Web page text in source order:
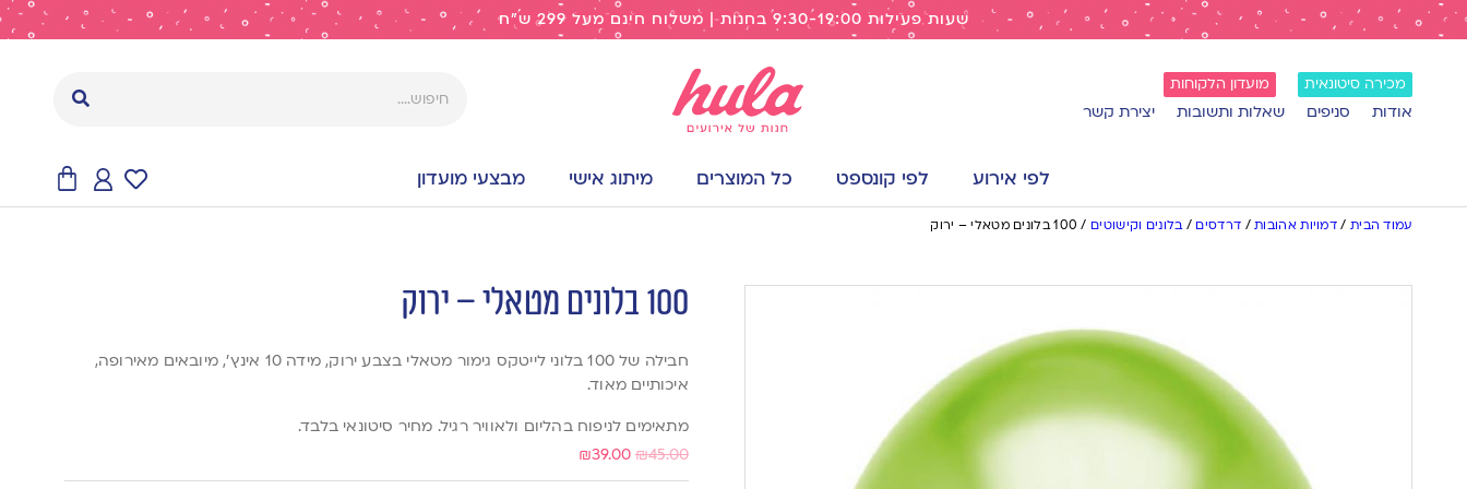
שעות פעילות 9:30-19:00 בחנות | משלוח חינם מעל 299 ש"ח
מכירה סיטונאית מועדון הלקוחות
אודות סניפים שאלות ותשובות יצירת קשר
לפי אירוע לפי קונספט כל המוצרים מיתוג אישי מבצעי מועדון
עמוד הבית / דמויות אהובות/ דרדסים /בלונים וקישוטים / 100 בלונים מטאלי – ירוק
100 בלונים מטאלי – ירוק
חבילה של 100 בלוני לייטקס גימור מטאלי בצבע ירוק, מידה 10 אינץ’, מיובאים מאירופה,
איכותיים מאוד.
מתאימים לניפוח בהליום ולאוויר רגיל. מחיר סיטונאי בלבד.
₪45.00
₪39.00